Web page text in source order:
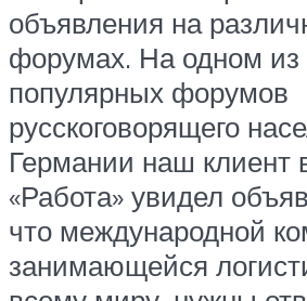
объявления на
форумах. На одном из
популярных форумов
русскоговорящего
Германии наш клиент
«Работа» увидел
что международной
занимающейся